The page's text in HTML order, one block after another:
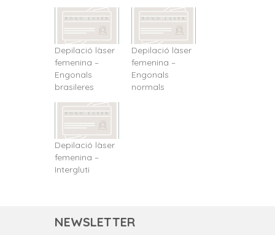
-
integrals
Depilació làser
femenina –
Engonals
brasileres
Depilació làser
femenina –
Engonals
normals
Depilació làser
femenina –
Intergluti
NEWSLETTER